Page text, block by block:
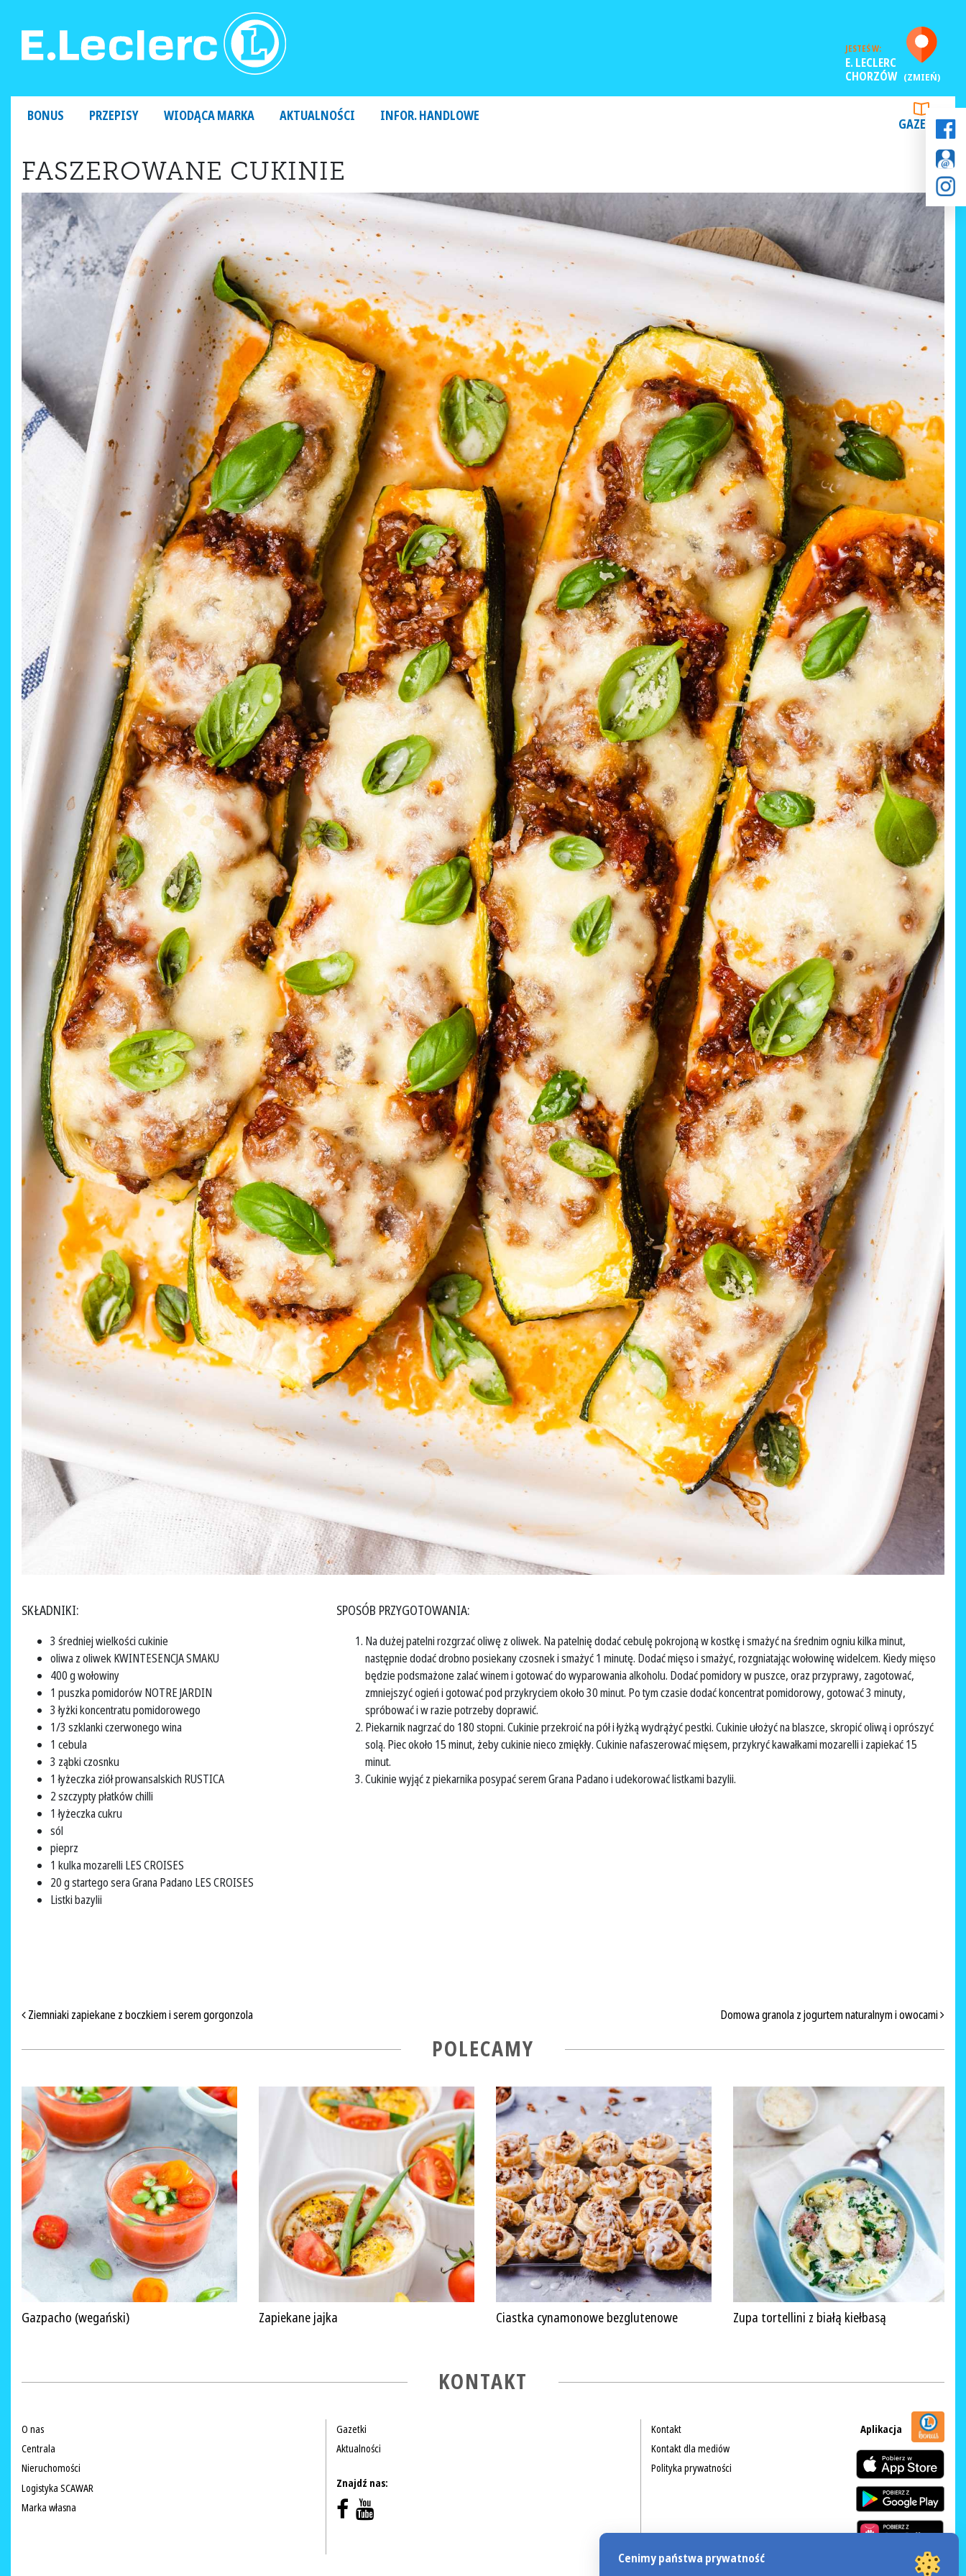
JESTEŚ W:
E. LECLERC
CHORZÓW (ZMIEŃ)
BONUS PRZEPISY WIODĄCA MARKA AKTUALNOŚCI INFOR. HANDLOWE GAZETKI
FASZEROWANE CUKINIE
SKŁADNIKI:
3 średniej wielkości cukinie
oliwa z oliwek KWINTESENCJA SMAKU
400 g wołowiny
1 puszka pomidorów NOTRE JARDIN
3 łyżki koncentratu pomidorowego
1/3 szklanki czerwonego wina
1 cebula
3 ząbki czosnku
1 łyżeczka ziół prowansalskich RUSTICA
2 szczypty płatków chilli
1 łyżeczka cukru
sól
pieprz
1 kulka mozarelli LES CROISES
20 g startego sera Grana Padano LES CROISES
Listki bazylii
SPOSÓB PRZYGOTOWANIA:
Na dużej patelni rozgrzać oliwę z oliwek. Na patelnię dodać cebulę pokrojoną w kostkę i smażyć na średnim ogniu kilka minut,
następnie dodać drobno posiekany czosnek i smażyć 1 minutę. Dodać mięso i smażyć, rozgniatając wołowinę widelcem. Kiedy mięso
będzie podsmażone zalać winem i gotować do wyparowania alkoholu. Dodać pomidory w puszce, oraz przyprawy, zagotować,
zmniejszyć ogień i gotować pod przykryciem około 30 minut. Po tym czasie dodać koncentrat pomidorowy, gotować 3 minuty,
spróbować i w razie potrzeby doprawić.
Piekarnik nagrzać do 180 stopni. Cukinie przekroić na pół i łyżką wydrążyć pestki. Cukinie ułożyć na blaszce, skropić oliwą i oprószyć
solą. Piec około 15 minut, żeby cukinie nieco zmiękły. Cukinie nafaszerować mięsem, przykryć kawałkami mozarelli i zapiekać 15
minut.
Cukinie wyjąć z piekarnika posypać serem Grana Padano i udekorować listkami bazylii.
NAWIGACJA PO ARTYKUŁACH
Ziemniaki zapiekane z boczkiem i serem gorgonzola Domowa granola z jogurtem naturalnym i owocami
POLECAMY
Gazpacho (wegański) Zapiekane jajka Ciastka cynamonowe bezglutenowe Zupa tortellini z białą kiełbasą
KONTAKT
O nas
Centrala
Nieruchomości
Logistyka SCAWAR
Marka własna
Gazetki
Aktualności
Znajdź nas:
Kontakt
Kontakt dla mediów
Polityka prywatności
Aplikacja
Cenimy państwa prywatność